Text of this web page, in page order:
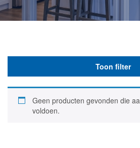
Toon filter
Geen producten gevonden die
voldoen.